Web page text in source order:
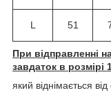
L 51
При відправленні
завдаток в розмірі
який віднімається